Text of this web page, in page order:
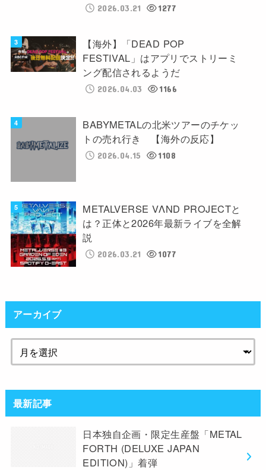
2026.03.21 1277
【海外】「DEAD POP
FESTIVAL」はアプリでストリーミ
ング配信されるようだ
2026.04.03 1166
BABYMETALの北米ツアーのチケッ
トの売れ行き 【海外の反応】
2026.04.15 1108
METALVERSE VΛND PROJECTと
は？正体と2026年最新ライブを全解
説
2026.03.21 1077
アーカイブ
最新記事
日本独自企画・限定生産盤「METAL
FORTH (DELUXE JAPAN
EDITION)」着弾